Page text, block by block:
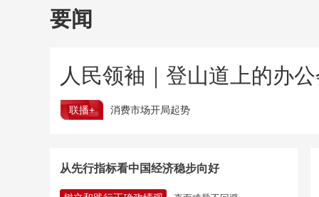
要闻
人民领袖｜登山道上的办
联播+ 消费市场开局起势
从先行指标看中国经济稳步向好